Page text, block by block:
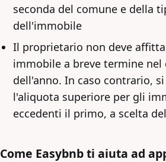
seconda del comune e della
dell'immobile
Il proprietario non deve
immobile a breve termine nel
dell'anno. In caso contrario,
l'aliquota superiore per gli
eccedenti il primo, a scelta
Come Easybnb ti aiuta ad